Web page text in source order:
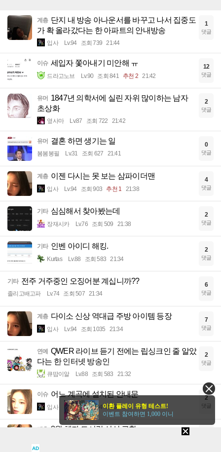
계층 단지 내 방송 아나운서를 바꾸고 나서 집중도
가 확 올라갔다는 한 아파트의 안내방송
입사 Lv.94 조회 739 21:44
1
댓글
이슈 세입자 쫓아내기 미안해 ㅠ
드라고노브 Lv.90 조회 841 추천 2 21:42
12
댓글
유머 1847년 의학서에 실린 자위 많이하는 남자
초상화
옆사마 Lv.87 조회 722 21:42
2
댓글
유머 결혼 하면 생기는 일
봄봄봉필 Lv.31 조회 627 21:41
0
댓글
계층 이젠 다시는 못 보는 삼파이더맨
입사 Lv.94 조회 903 추천 1 21:38
4
댓글
기타 심심해서 찾아봤는데
장재시카 Lv.76 조회 509 21:38
2
댓글
기타 인벤 아이디 해킹.
Kurtas Lv.88 조회 583 21:34
2
댓글
기타 전주 거주중인 오징어분 계십니까??
졸리고배고파 Lv.74 조회 507 21:34
6
댓글
계층 다이소 신상 역대급 주방 아이템 등장
입사 Lv.94 조회 1035 21:34
7
댓글
연예 QWER 라이브 듣기 전에는 립싱크인 줄 알았
다는 한 인터넷 방송인
큐땁이알 Lv.88 조회 583 21:32
2
댓글
이슈 어느 계곡에 설치된 안내문
입사 Lv.94 조회 894 21:30
2
댓글
계층 8월 혜자 도시락 신상 근황
AD
이환 플레이 유형 테스트!
이벤트 참여하면 1,000 이니